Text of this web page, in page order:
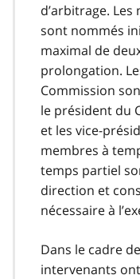
d’arbitrage.
sont nommés
maximal de
prolongation.
Commission
le président du
et les vice-
membres à
temps partiel
direction et
nécessaire à
Dans le cadre
intervenants